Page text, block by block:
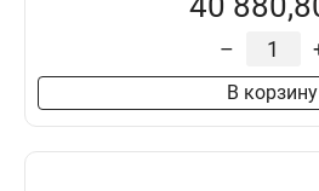
–
В корзину